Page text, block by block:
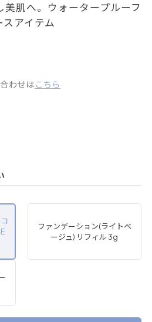
肌へ。ウォータープルーフ
アイテム
わせは こちら
ファンデーション(ライトベ
ージュ) リフィル 3g